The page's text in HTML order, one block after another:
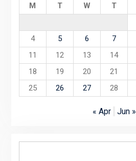
M T W T
4
5 6 7
11
12 13 14
18
19 20 21
25
26 27 28
« Apr Jun »